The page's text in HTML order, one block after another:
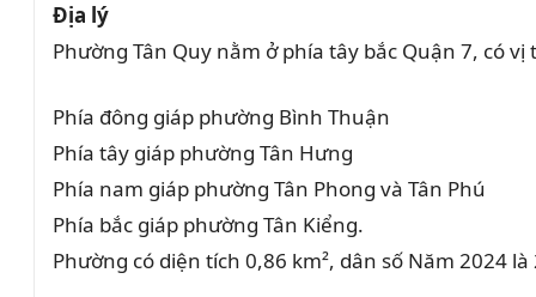
Địa lý
Phường Tân Quy nằm ở phía tây bắc Quận 7, có vị
Phía đông giáp phường Bình Thuận
Phía tây giáp phường Tân Hưng
Phía nam giáp phường Tân Phong và Tân Phú
Phía bắc giáp phường Tân Kiểng.
Phường có diện tích 0,86 km², dân số Năm 2024